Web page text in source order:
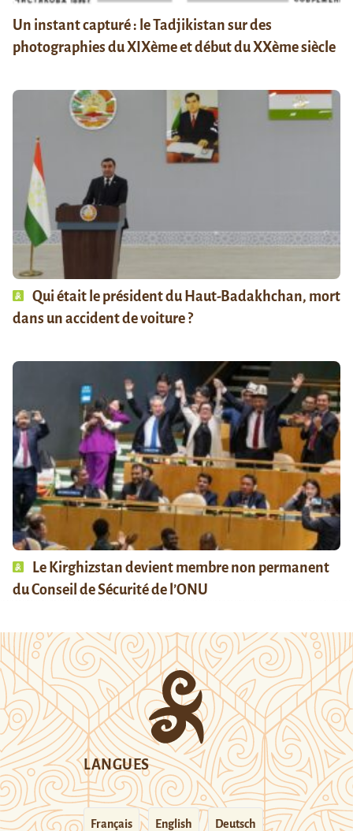
Un instant capturé : le Tadjikistan sur des
photographies du XIXème et début du XXème siècle
Qui était le président du Haut-Badakhchan, mort
dans un accident de voiture ?
Le Kirghizstan devient membre non permanent
du Conseil de Sécurité de l’ONU
LANGUES
Français English Deutsch